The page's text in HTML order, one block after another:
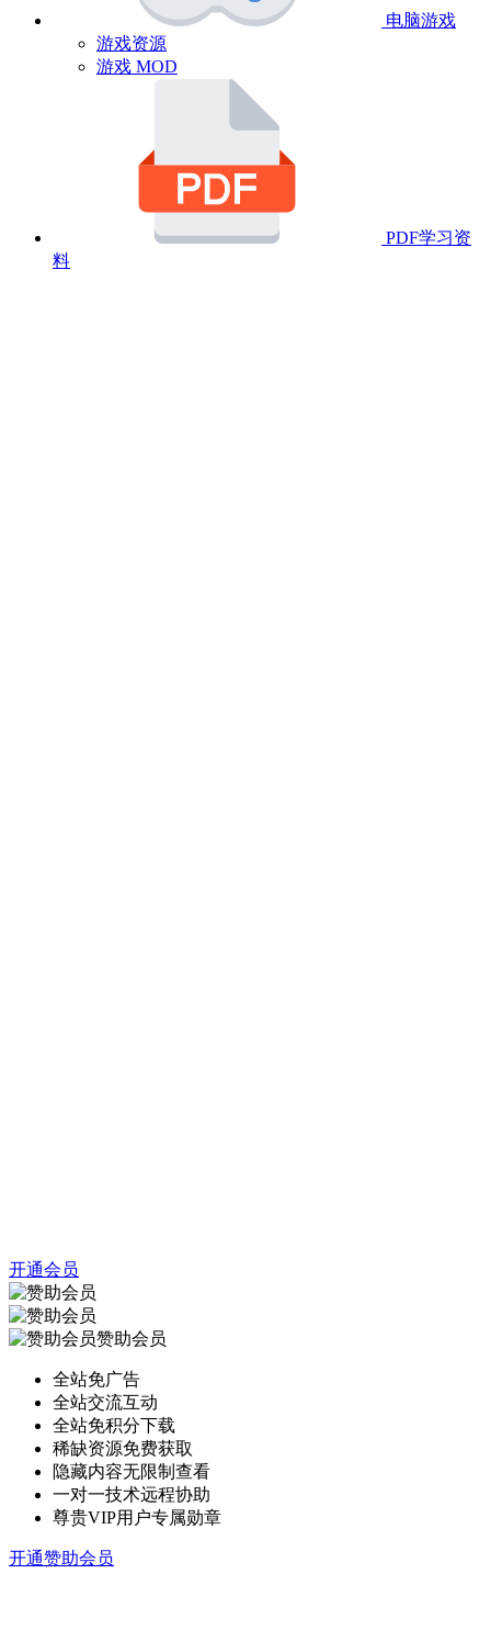
电脑游戏
游戏资源
游戏 MOD
PDF学习资
料
开通会员
赞助会员
全站免广告
全站交流互动
全站免积分下载
稀缺资源免费获取
隐藏内容无限制查看
一对一技术远程协助
尊贵VIP用户专属勋章
开通赞助会员